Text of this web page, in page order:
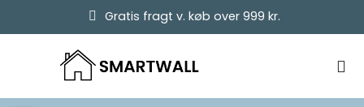
Gratis fragt v. køb over 999 kr.